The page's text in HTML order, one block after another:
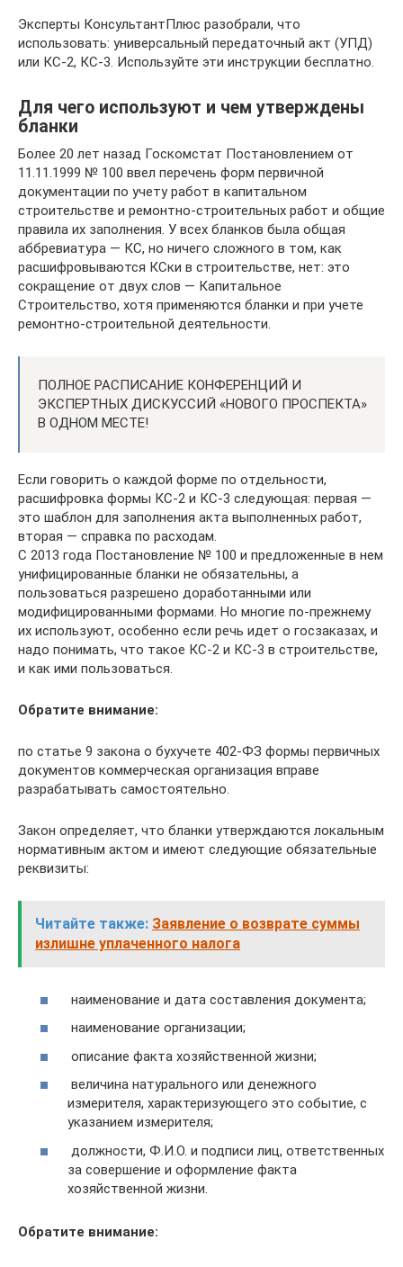
Эксперты КонсультантПлюс разобрали, что
использовать: универсальный передаточный акт (УПД)
или КС-2, КС-3. Используйте эти инструкции бесплатно.
Для чего используют и чем утверждены
бланки
Более 20 лет назад Госкомстат Постановлением от
11.11.1999 № 100 ввел перечень форм первичной
документации по учету работ в капитальном
строительстве и ремонтно-строительных работ и общие
правила их заполнения. У всех бланков была общая
аббревиатура — КС, но ничего сложного в том, как
расшифровываются КСки в строительстве, нет: это
сокращение от двух слов — Капитальное
Строительство, хотя применяются бланки и при учете
ремонтно-строительной деятельности.
ПОЛНОЕ РАСПИСАНИЕ КОНФЕРЕНЦИЙ И
ЭКСПЕРТНЫХ ДИСКУССИЙ «НОВОГО ПРОСПЕКТА»
В ОДНОМ МЕСТЕ!
Если говорить о каждой форме по отдельности,
расшифровка формы КС-2 и КС-3 следующая: первая —
это шаблон для заполнения акта выполненных работ,
вторая — справка по расходам.
С 2013 года Постановление № 100 и предложенные в нем
унифицированные бланки не обязательны, а
пользоваться разрешено доработанными или
модифицированными формами. Но многие по-прежнему
их используют, особенно если речь идет о госзаказах, и
надо понимать, что такое КС-2 и КС-3 в строительстве,
и как ими пользоваться.
Обратите внимание:
по статье 9 закона о бухучете 402-ФЗ формы первичных
документов коммерческая организация вправе
разрабатывать самостоятельно.
Закон определяет, что бланки утверждаются локальным
нормативным актом и имеют следующие обязательные
реквизиты:
Читайте также: Заявление о возврате суммы
излишне уплаченного налога
наименование и дата составления документа;
наименование организации;
описание факта хозяйственной жизни;
величина натурального или денежного
измерителя, характеризующего это событие, с
указанием измерителя;
должности, Ф.И.О. и подписи лиц, ответственных
за совершение и оформление факта
хозяйственной жизни.
Обратите внимание: